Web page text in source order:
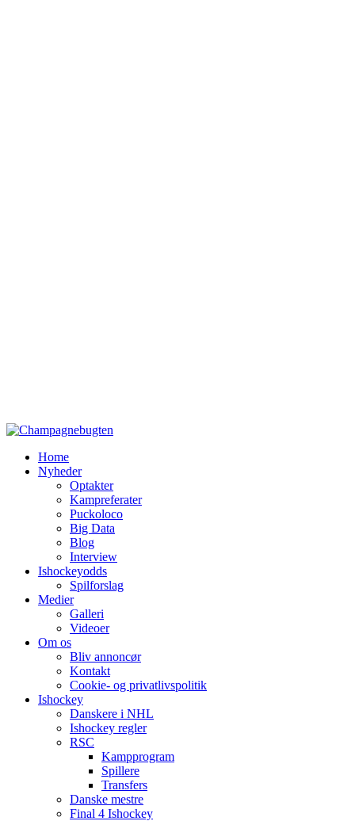
Home
Nyheder
Optakter
Kampreferater
Puckoloco
Big Data
Blog
Interview
Ishockeyodds
Spilforslag
Medier
Galleri
Videoer
Om os
Bliv annoncør
Kontakt
Cookie- og privatlivspolitik
Ishockey
Danskere i NHL
Ishockey regler
RSC
Kampprogram
Spillere
Transfers
Danske mestre
Final 4 Ishockey